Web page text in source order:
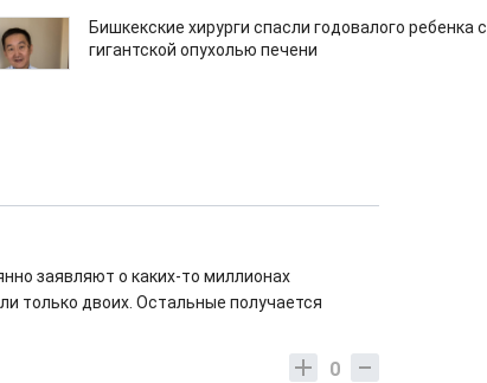
Бишкекские хирурги спасли годовалого ребенка с
гигантской опухолью печени
заявляют о каких-то миллионах
только двоих. Остальные получается
0